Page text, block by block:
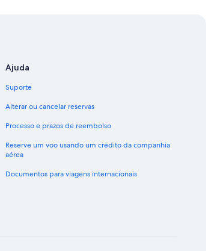
Ajuda
Suporte
Alterar ou cancelar reservas
Processo e prazos de reembolso
Reserve um voo usando um crédito da companhia
aérea
Documentos para viagens internacionais